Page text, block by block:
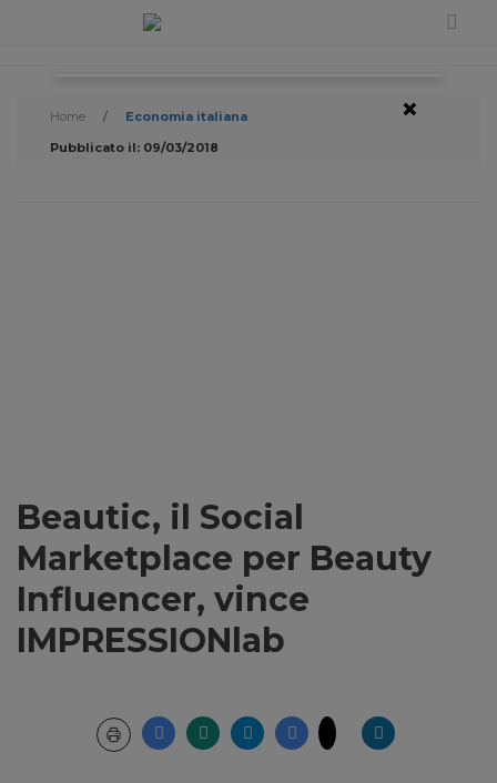
Home /
Economia italiana
Pubblicato il: 09/03/2018
Beautic, il Social
Marketplace per Beauty
Influencer, vince
IMPRESSIONlab
×